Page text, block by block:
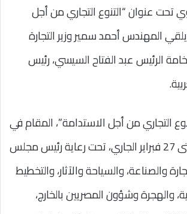
تحت عنوان “التنوع التجاري من أجل
المهندس أحمد سمير وزير التجارة
الرئيس عبد الفتاح السيسي، رئيس
التجاري من أجل الاستدامة”، المقام في
الفترة من 23 وحتى 27 فبراير الجاري، تحت رعاية رئيس مجلس
والصناعة، والسياحة والآثار، والتخطيط
والهجرة وشؤون المصريين بالخارج،